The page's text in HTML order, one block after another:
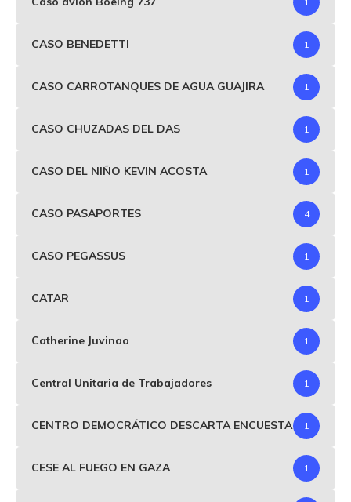
CASO BENEDETTI 1
CASO CARROTANQUES DE AGUA GUAJIRA 1
CASO CHUZADAS DEL DAS 1
CASO DEL NIÑO KEVIN ACOSTA 1
CASO PASAPORTES 4
CASO PEGASSUS 1
CATAR 1
Catherine Juvinao 1
Central Unitaria de Trabajadores 1
CENTRO DEMOCRÁTICO DESCARTA ENCUESTA 1
CESE AL FUEGO EN GAZA 1